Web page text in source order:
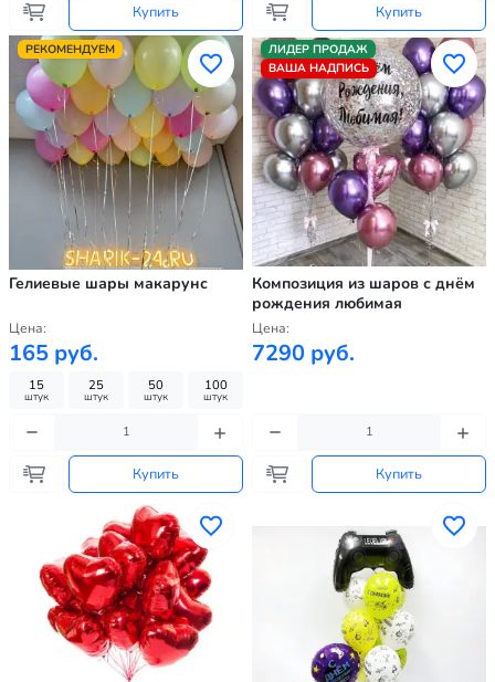
Купить Купить
РЕКОМЕНДУЕМ
Гелиевые шары макарунс
Цена:
165 руб.
15
штук
25
штук
50
штук
100
штук
Купить
ЛИДЕР ПРОДАЖ
ВАША НАДПИСЬ
Композиция из шаров с днём
рождения любимая
Цена:
7290 руб.
Купить